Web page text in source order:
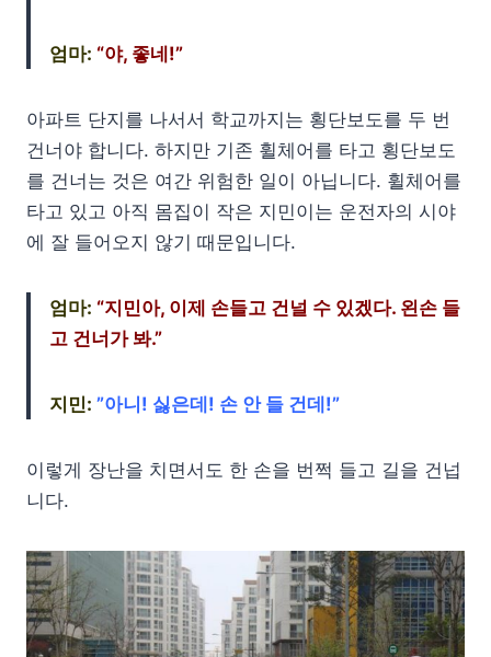
엄마: “야, 좋네!”
아파트 단지를 나서서 학교까지는 횡단보도를 두 번
건너야 합니다. 하지만 기존 휠체어를 타고 횡단보도
를 건너는 것은 여간 위험한 일이 아닙니다. 휠체어를
타고 있고 아직 몸집이 작은 지민이는 운전자의 시야
에 잘 들어오지 않기 때문입니다.
엄마: “지민아, 이제 손들고 건널 수 있겠다. 왼손 들
고 건너가 봐.”
지민: ”아니! 싫은데! 손 안 들 건데!”
이렇게 장난을 치면서도 한 손을 번쩍 들고 길을 건넙
니다.